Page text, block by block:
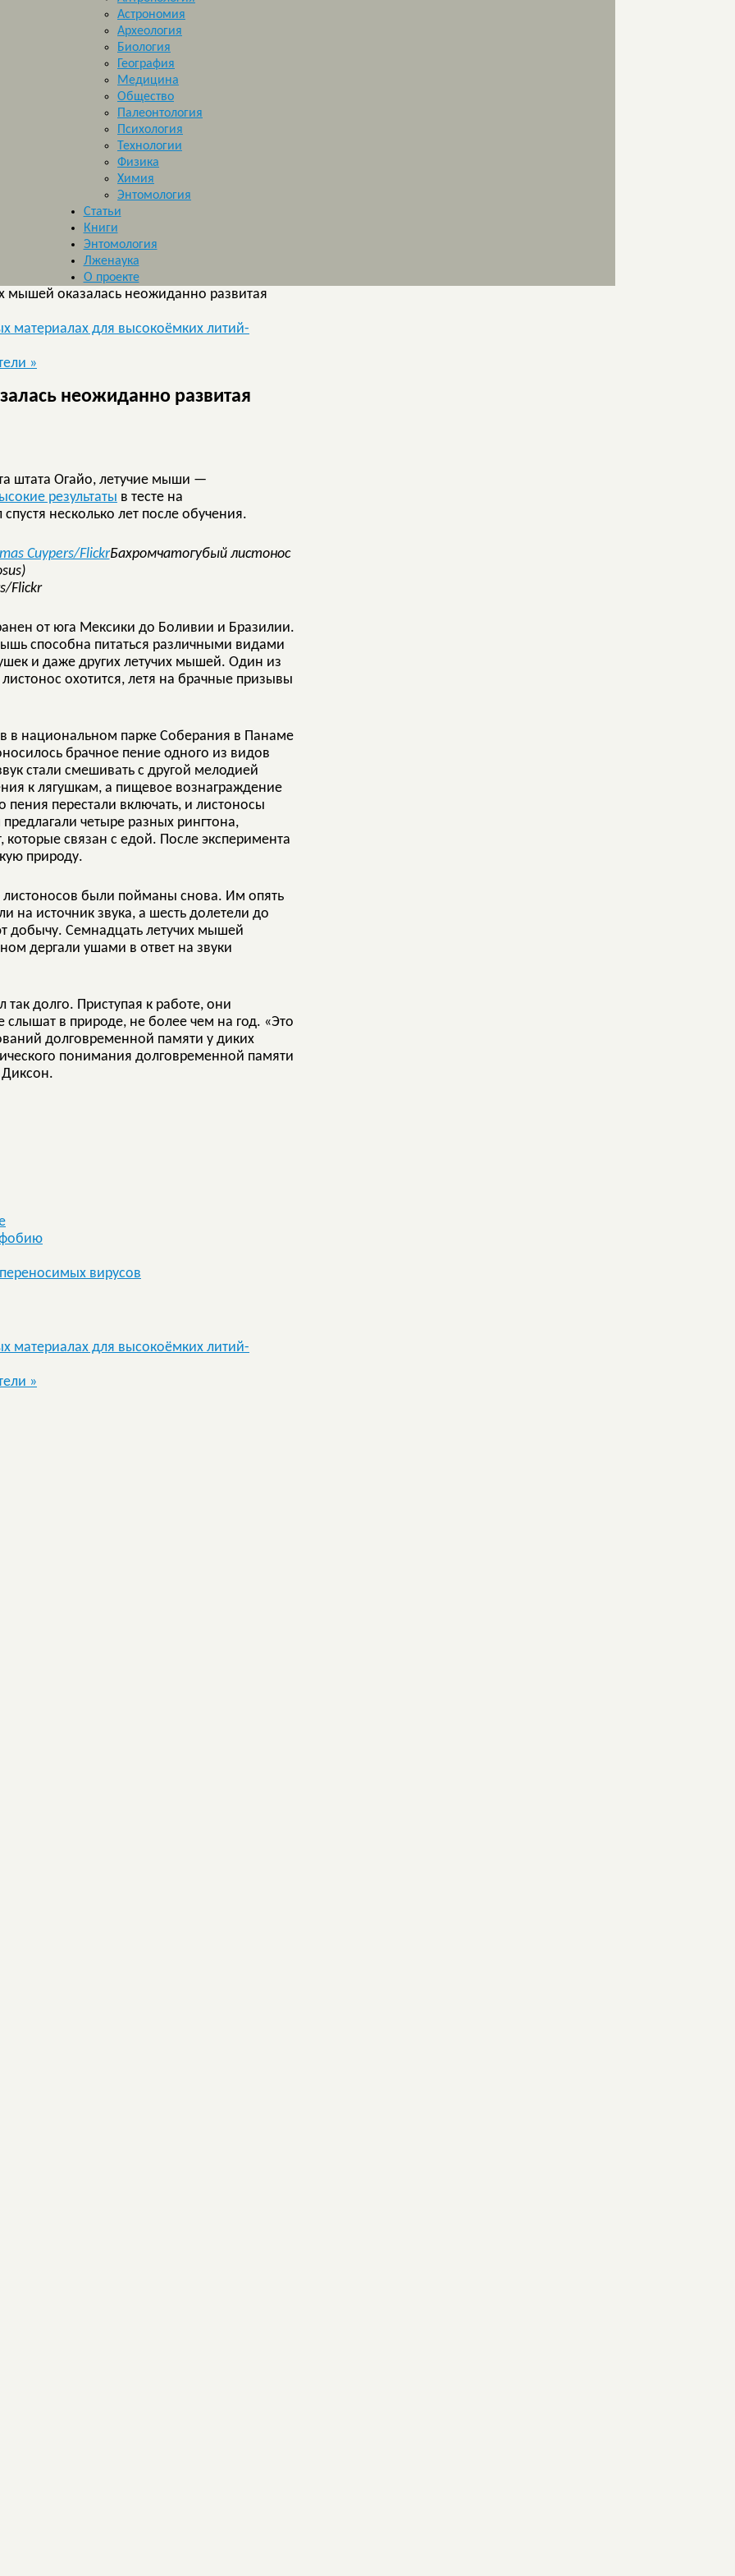
Астрономия
Археология
Биология
География
Медицина
Общество
Палеонтология
Психология
Технологии
Физика
Химия
Энтомология
Статьи
Книги
Энтомология
Лженаука
О проекте
мышей оказалась неожиданно развитая
материалах для высокоёмких литий-
»
неожиданно развитая
штата Огайо, летучие мыши —
результаты в тесте на
несколько лет после обучения.
Бахромчатогубый листонос
Flickr
от юга Мексики до Боливии и Бразилии.
способна питаться различными видами
и даже других летучих мышей. Один из
охотится, летя на брачные призывы
в национальном парке Соберания в Панаме
брачное пение одного из видов
стали смешивать с другой мелодией
к лягушкам, а пищевое вознаграждение
пения перестали включать, и листоносы
четыре разных рингтона,
связан с едой. После эксперимента
природу.
листоносов были пойманы снова. Им опять
на источник звука, а шесть долетели до
добычу. Семнадцать летучих мышей
дергали ушами в ответ на звуки
долго. Приступая к работе, они
слышат в природе, не более чем на год. «Это
долговременной памяти у диких
понимания долговременной памяти
вирусов
материалах для высокоёмких литий-
»